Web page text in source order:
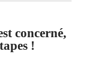
concerné,
!